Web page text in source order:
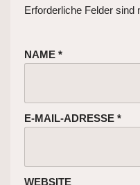
Erforderliche Felder sind
NAME *
E-MAIL-ADRESSE *
WEBSITE